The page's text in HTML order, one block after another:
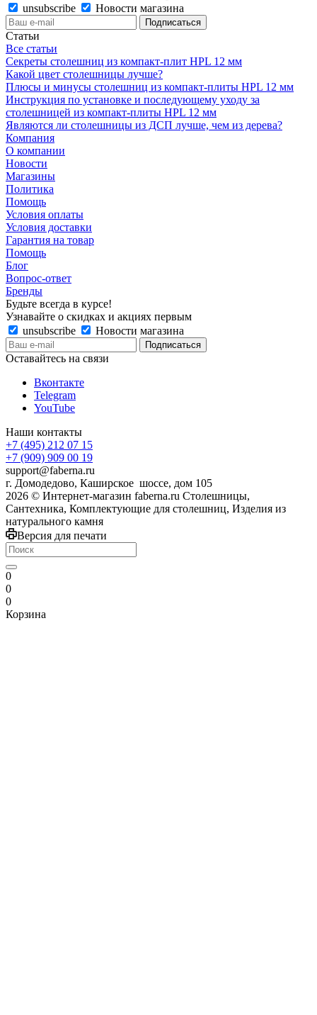
unsubscribe
Новости магазина
Статьи
Все статьи
Секреты столешниц из компакт-плит HPL 12 мм
Какой цвет столешницы лучше?
Плюсы и минусы столешниц из компакт-плиты HPL 12 мм
Инструкция по установке и последующему уходу за
столешницей из компакт-плиты HPL 12 мм
Являются ли столешницы из ДСП лучше, чем из дерева?
Компания
О компании
Новости
Магазины
Политика
Помощь
Условия оплаты
Условия доставки
Гарантия на товар
Помощь
Блог
Вопрос-ответ
Бренды
Будьте всегда в курсе!
Узнавайте о скидках и акциях первым
unsubscribe
Новости магазина
Оставайтесь на связи
Вконтакте
Telegram
YouTube
Наши контакты
+7 (495) 212 07 15
+7 (909) 909 00 19
support@faberna.ru
г. Домодедово, Каширское шоссе, дом 105
2026 © Интернет-магазин faberna.ru Столешницы,
Сантехника, Комплектующие для столешниц, Изделия из
натурального камня
Версия для печати
0
0
0
Корзина